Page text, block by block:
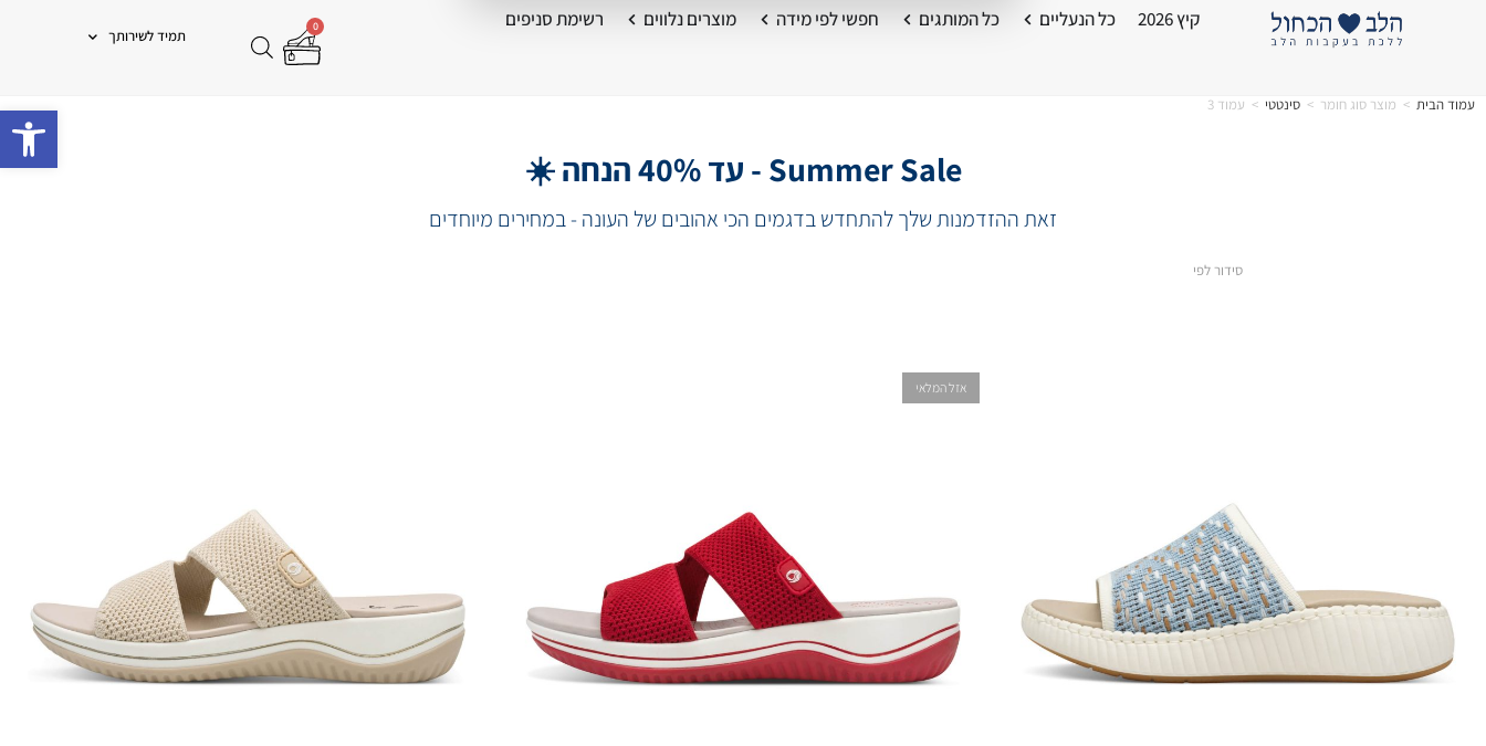
קיץ 2026 כל הנעליים כל המותגים חפשי לפי מידה מוצרים נלווים רשימת סניפים 0
תמיד לשירותך
עמוד הבית > מוצר סוג חומר > סינטטי > עמוד 3
Summer Sale - עד 40% הנחה ☀️
זאת ההזדמנות שלך להתחדש בדגמים הכי אהובים של העונה - במחירים מיוחדים
סידור לפי
אזל המלאי